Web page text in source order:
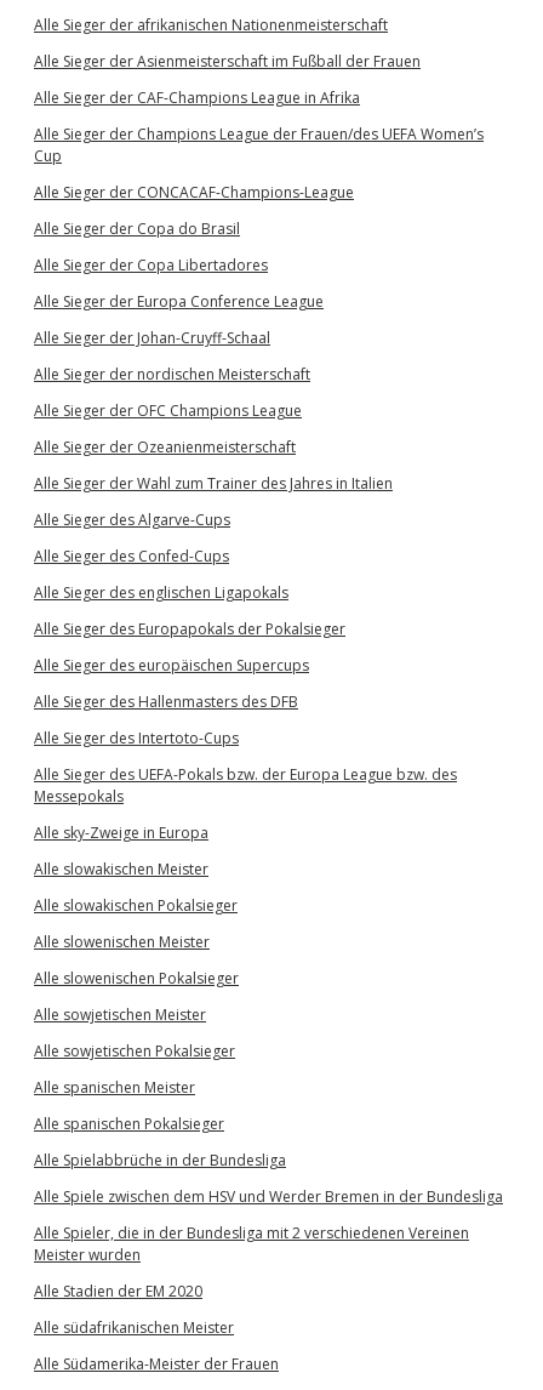
Alle Sieger der afrikanischen Nationenmeisterschaft
Alle Sieger der Asienmeisterschaft im Fußball der Frauen
Alle Sieger der CAF-Champions League in Afrika
Alle Sieger der Champions League der Frauen/des UEFA Women’s
Cup
Alle Sieger der CONCACAF-Champions-League
Alle Sieger der Copa do Brasil
Alle Sieger der Copa Libertadores
Alle Sieger der Europa Conference League
Alle Sieger der Johan-Cruyff-Schaal
Alle Sieger der nordischen Meisterschaft
Alle Sieger der OFC Champions League
Alle Sieger der Ozeanienmeisterschaft
Alle Sieger der Wahl zum Trainer des Jahres in Italien
Alle Sieger des Algarve-Cups
Alle Sieger des Confed-Cups
Alle Sieger des englischen Ligapokals
Alle Sieger des Europapokals der Pokalsieger
Alle Sieger des europäischen Supercups
Alle Sieger des Hallenmasters des DFB
Alle Sieger des Intertoto-Cups
Alle Sieger des UEFA-Pokals bzw. der Europa League bzw. des
Messepokals
Alle sky-Zweige in Europa
Alle slowakischen Meister
Alle slowakischen Pokalsieger
Alle slowenischen Meister
Alle slowenischen Pokalsieger
Alle sowjetischen Meister
Alle sowjetischen Pokalsieger
Alle spanischen Meister
Alle spanischen Pokalsieger
Alle Spielabbrüche in der Bundesliga
Alle Spiele zwischen dem HSV und Werder Bremen in der Bundesliga
Alle Spieler, die in der Bundesliga mit 2 verschiedenen Vereinen
Meister wurden
Alle Stadien der EM 2020
Alle südafrikanischen Meister
Alle Südamerika-Meister der Frauen